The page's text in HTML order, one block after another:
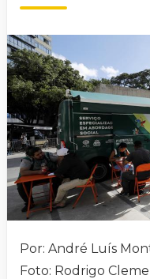
Por: André Luís
Foto: Rodrigo